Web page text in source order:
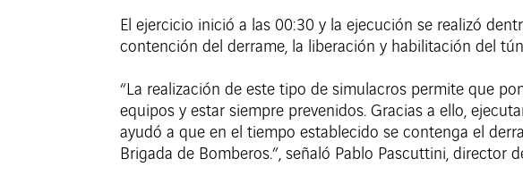
El ejercicio inició a las 00:30 y la ejecución se realizó
contención del derrame, la liberación y habilitación del
“La realización de este tipo de simulacros permite que
equipos y estar siempre prevenidos. Gracias a ello,
ayudó a que en el tiempo establecido se contenga el
Brigada de Bomberos.”, señaló Pablo Pascuttini, director